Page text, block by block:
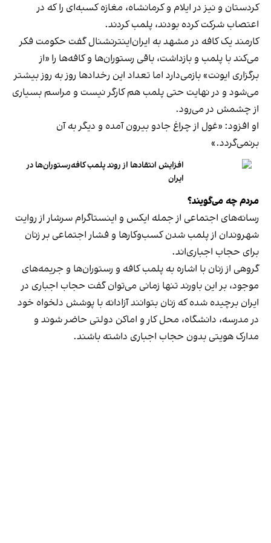
کردستان و نیز در ایلام و کرمانشاه، مغازه کسبه‌ای را که در
اعتصاب شرکت کرده بودند، پلمب کردند.
کارمند یک کافه در مشهد به ایران‌اینترنشنال گفت حکومت فکر
می‌کند با پلمب و بازداشت، باقی رستوران‌ها و کافه‌ها را «از
برگزاری ایونت» بازمی‌دارد اما تعداد این رخدادها روز به روز بیشتر
می‌شود و در نهایت حتی پلمب هم کارگر نیست و مراسم بسیاری
از چشمش در می‌رود.
او افزود: «غول از چراغ جادو بیرون آمده و دیگر به آن
برنمی‎‌گردد.»
افزایش انتقادها از روند پلمب کافه‌رستوران‌ها در
ایران
مردم چه می‌گویند؟
رسانه‎‌های اجتماعی از جمله ایکس و اینستاگرام سرشار از روایت
شهروندان از پلمب شدن کسب‌وکارها و فشار اجتماعی بر زنان
برای حجاب اجباری‌اند.
گروهی از زنان با اشاره به پلمب کافه و رستوران‌ها و جریمه‌های
موجود، بر این باورند تنها زمانی می‌توان گفت حجاب اجباری در
ایران برچیده شده که زنان بتوانند آزادانه با پوشش دلخواه خود
در مدرسه، دانشگاه، محل کار و اماکن دولتی حاضر شوند و
مدارک هویتی بدون حجاب اجباری داشته باشند.